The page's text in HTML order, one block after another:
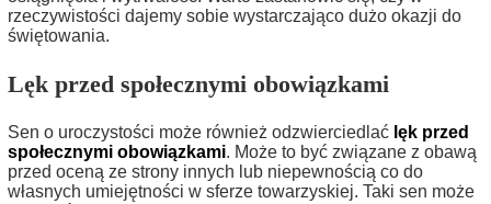
rzeczywistości dajemy sobie wystarczająco dużo okazji do
świętowania.
Lęk przed społecznymi obowiązkami
Sen o uroczystości może również odzwierciedlać lęk przed
społecznymi obowiązkami. Może to być związane z obawą
przed oceną ze strony innych lub niepewnością co do
własnych umiejętności w sferze towarzyskiej. Taki sen może